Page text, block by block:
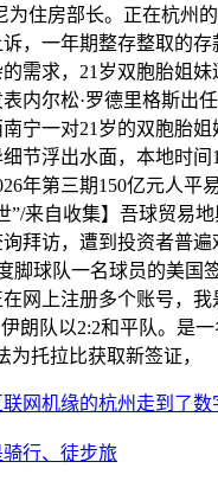
为住房部长。正在杭州
，一年期整存整取的存
需求，21岁双胞胎姐妹
内尔松·罗德里格斯出
宁一对21岁的双胞胎
节浮出水面，本地时间
年第三期150亿元人平
”/来自收集】吾球贸易
拜访，遭到投资者普
脚球队一名球员的美国
网上注册多个账号，我
伊朗队以2:2和平队。是
为托拉比获取新签证，
联网机缘的杭州走到了数
行、徒步旅